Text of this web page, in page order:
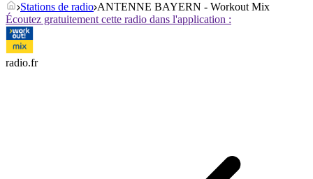
Stations de radio ANTENNE BAYERN - Workout Mix
Écoutez gratuitement cette radio dans l'application :
radio.fr